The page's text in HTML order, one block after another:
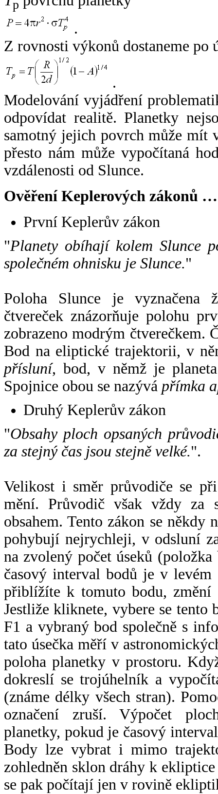
p
.
Z rovnosti výkonů dostaneme po
.
Modelování vyjádření
odpovídat realitě. Planetky
samotný jejich povrch může mít
přesto nám může vypočítaná
vzdálenosti od Slunce.
Ověření Keplerových zákonů …
První Keplerův zákon
"Planety obíhají kolem Slunce
společném ohnisku je Slunce."
Poloha Slunce je vyznačena
čtvereček znázorňuje polohu
zobrazeno modrým čtverečkem.
Bod na eliptické trajektorii, v
přísluní, bod, v němž je
Spojnice obou se nazývá přímka
Druhý Keplerův zákon
"Obsahy ploch opsaných
za stejný čas jsou stejně velké.".
Velikost i směr průvodiče se
mění. Průvodič však vždy za
obsahem. Tento zákon se někdy
pohybují nejrychleji, v odsluní
na zvolený počet úseků
časový interval bodů je v
přiblížíte k tomuto bodu,
Jestliže kliknete, vybere se tento
F1 a vybraný bod společně s
tato úsečka měří v
poloha planetky v prostoru.
dokreslí se trojúhelník a
(známe délky všech stran).
označení zruší. Výpočet
planetky, pokud je časový
Body lze vybrat i mimo
zohledněn sklon dráhy k
se pak počítají jen v rovině